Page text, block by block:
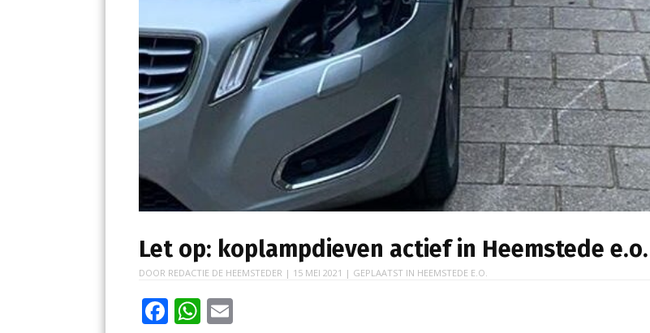
Let op: koplampdieven actief in Heemstede e.o.
DOOR REDACTIE DE HEEMSTEDER | 15 MEI 2021 | GEPLAATST IN HEEMSTEDE E.O.
F W